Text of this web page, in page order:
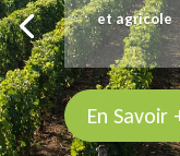
et agricole
En Savoir